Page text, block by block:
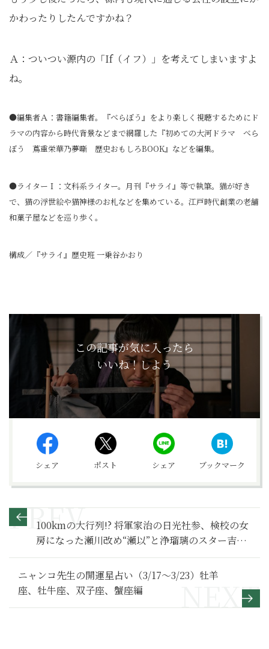
かわったりしたんですかね？
Ａ：ついつい源内の「If（イフ）」を考えてしまいますよ
ね。
●編集者Ａ：書籍編集者。『べらぼう』をより楽しく視聴するためにド
ラマの内容から時代背景などまで網羅した『初めての大河ドラマ べら
ぼう 蔦重栄華乃夢噺 歴史おもしろBOOK』などを編集。
●ライターＩ：文科系ライター。月刊『サライ』等で執筆。猫が好き
で、猫の浮世絵や猫神様のお札などを集めている。江戸時代創業の老舗
和菓子屋などを巡り歩く。
構成／『サライ』歴史班 一乗谷かおり
この記事が気に入ったら
いいね！しよう
シェア ポスト シェア ブックマーク
100kmの大行列!? 将軍家治の日光社参、検校の女
房になった瀬川改め“瀬以”と浄瑠璃のスター吉原
招聘計画【べらぼう～蔦重栄華乃夢噺～ 満喫リポ
ート】11
ニャンコ先生の開運星占い（3/17～3/23）牡羊
座、牡牛座、双子座、蟹座編